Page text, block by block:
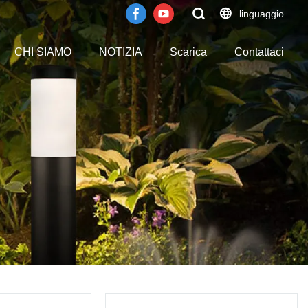
linguaggio
CHI SIAMO NOTIZIA Scarica Contattaci